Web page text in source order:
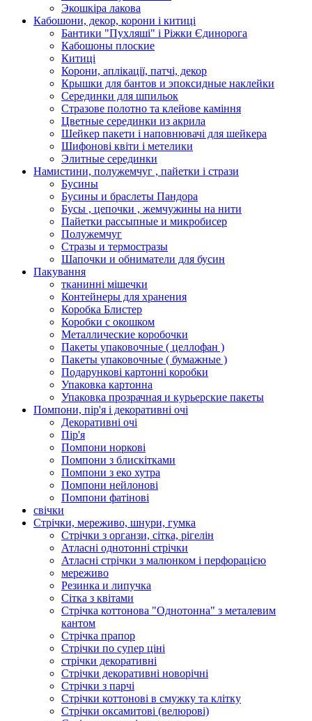
Экошкiра лакова
Кабошони, декор, корони і китиці
Бантики "Пухляші" і Ріжки Єдинорога
Кабошоны плоские
Китиці
Корони, аплікації, патчі, декор
Крышки для бантов и эпоксидные наклейки
Серединки для шпильок
Стразове полотно та клейове каміння
Цветные серединки из акрила
Шейкер пакети і наповнювачі для шейкера
Шифонові квіти і метелики
Элитные серединки
Намистини, полужемчуг , пайетки і стрази
Бусины
Бусины и браслеты Пандора
Бусы , цепочки , жемчужины на нити
Пайетки рассыпные и микробисер
Полужемчуг
Стразы и термостразы
Шапочки и обниматели для бусин
Пакування
тканинні мішечки
Контейнеры для хранения
Коробка Блистер
Коробки с окошком
Металлические коробочки
Пакеты упаковочные ( целлофан )
Пакеты упаковочные ( бумажные )
Подарункові картонні коробки
Упаковка картонна
Упаковка прозрачная и курьерские пакеты
Помпони, пір'я і декоративні очі
Декоративні очі
Пір'я
Помпони норкові
Помпони з блискітками
Помпони з еко хутра
Помпони нейлонові
Помпони фатінові
свічки
Стрічки, мереживо, шнури, гумка
Стрічки з органзи, сітка, рігелін
Атласні однотонні стрічки
Атласні стрічки з малюнком і перфорацією
мереживо
Резинка и липучка
Сітка з квітами
Стрічка коттонова "Однотонна" з металевим
кантом
Стрічка прапор
Стрічки по супер ціні
стрічки декоративні
Стрічки декоративні новорічні
Стрічки з парчі
Стрічки коттонові в смужку та клітку
Стрічки оксамитові (велюрові)